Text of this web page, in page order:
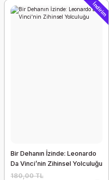
İndirim
Bir Dehanın İzinde: Leonardo
Da Vinci’nin Zihinsel Yolculuğu
180,00 TL